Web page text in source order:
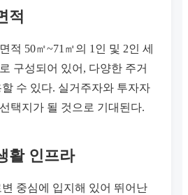
적
적 50㎡~71㎡의 1인 및 2인 세
구성되어 있어, 다양한 주거
수 있다. 실거주자와 투자자
택지가 될 것으로 기대된다.
활 인프라
중심에 입지해 있어 뛰어난